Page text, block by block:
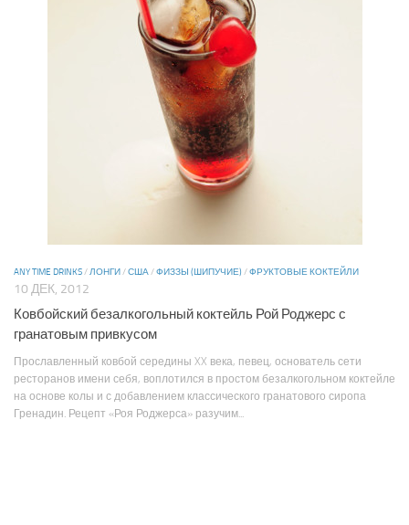
ANY TIME DRINKS/ЛОНГИ/США/ФИЗЗЫ (ШИПУЧИЕ) /ФРУКТОВЫЕ КОКТЕЙЛИ
10 ДЕК, 2012
Ковбойский безалкогольный коктейль Рой Роджерс с
гранатовым привкусом
Прославленный ковбой середины XX века, певец, основатель сети
ресторанов имени себя, воплотился в простом безалкогольном коктейле
на основе колы и с добавлением классического гранатового сиропа
Гренадин. Рецепт «Роя Роджерса» разучим...